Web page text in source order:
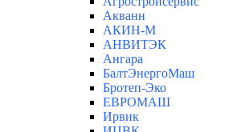
Акванн
АКИН-М
АНВИТЭК
Ангара
БалтЭнергоМаш
Бротеп-Эко
ЕВРОМАШ
Ирвик